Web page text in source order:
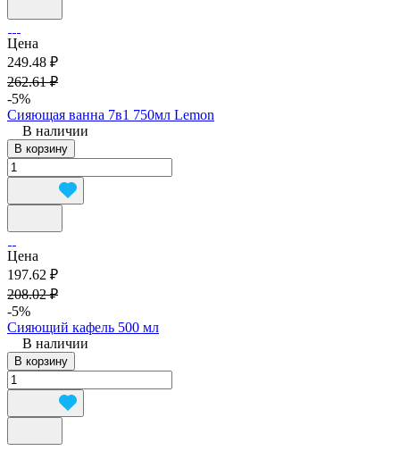
Цена
249.48 ₽
262.61 ₽
-5%
Сияющая ванна 7в1 750мл Lemon
В наличии
В корзину
Цена
197.62 ₽
208.02 ₽
-5%
Сияющий кафель 500 мл
В наличии
В корзину